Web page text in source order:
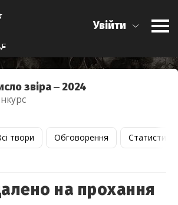
Увійти
звіра ‒ 2024
твори Обговорення Статистика
на прохання